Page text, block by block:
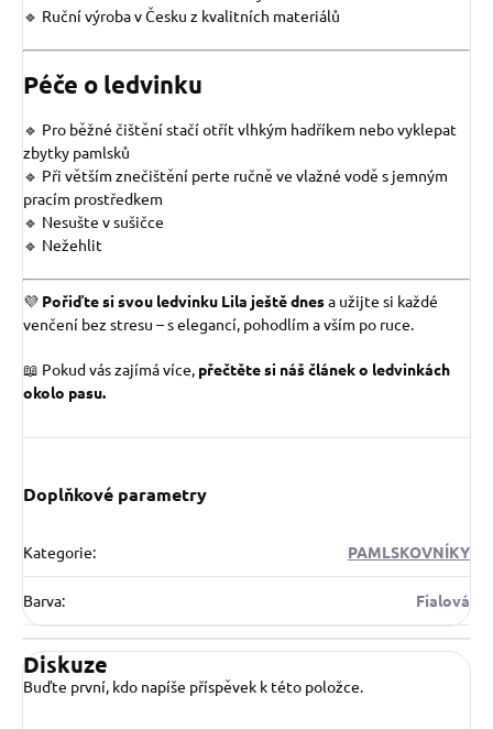
🔹 Ruční výroba v Česku z kvalitních materiálů
Péče o ledvinku
🔹 Pro běžné čištění stačí otřít vlhkým hadříkem nebo vyklepat
zbytky pamlsků
🔹 Při větším znečištění perte ručně ve vlažné vodě s jemným
pracím prostředkem
🔹 Nesušte v sušičce
🔹 Nežehlit
💜 Pořiďte si svou ledvinku Lila ještě dnesa užijte si každé
venčení bez stresu – s elegancí, pohodlím a vším po ruce.
📖 Pokud vás zajímá více, přečtěte si náš článek o ledvinkách
okolo pasu.
Doplňkové parametry
Kategorie: PAMLSKOVNÍKY
Barva: Fialová
Diskuze
Buďte první, kdo napíše příspěvek k této položce.